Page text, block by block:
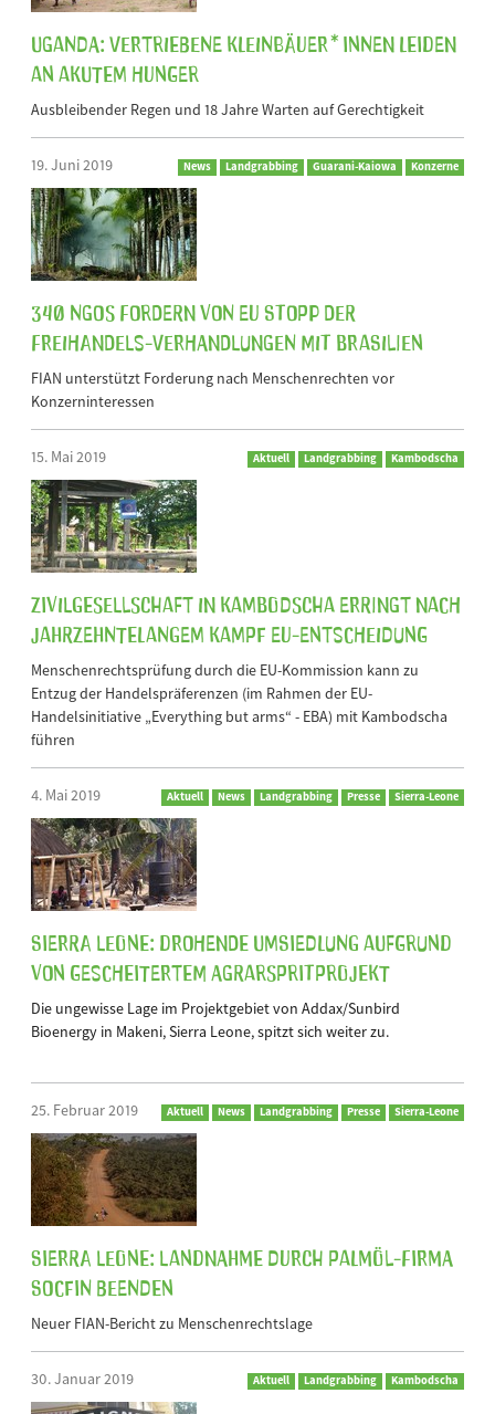
Uganda: Vertriebene Kleinbäuer*innen leiden
an akutem Hunger
Ausbleibender Regen und 18 Jahre Warten auf Gerechtigkeit
19. Juni 2019 News Landgrabbing Guarani-Kaiowa Konzerne
340 NGOs fordern von EU Stopp der
Freihandels-Verhandlungen mit Brasilien
FIAN unterstützt Forderung nach Menschenrechten vor
Konzerninteressen
15. Mai 2019 Aktuell Landgrabbing Kambodscha
Zivilgesellschaft in Kambodscha erringt nach
jahrzehntelangem Kampf EU-Entscheidung
Menschenrechtsprüfung durch die EU-Kommission kann zu
Entzug der Handelspräferenzen (im Rahmen der EU-
Handelsinitiative „Everything but arms“ - EBA) mit Kambodscha
führen
4. Mai 2019 Aktuell News Landgrabbing Presse Sierra-Leone
Sierra Leone: Drohende Umsiedlung aufgrund
von gescheitertem Agrarspritprojekt
Die ungewisse Lage im Projektgebiet von Addax/Sunbird
Bioenergy in Makeni, Sierra Leone, spitzt sich weiter zu.
25. Februar 2019 Aktuell News Landgrabbing Presse Sierra-Leone
Sierra Leone: Landnahme durch Palmöl-Firma
SOCFIN beenden
Neuer FIAN-Bericht zu Menschenrechtslage
30. Januar 2019 Aktuell Landgrabbing Kambodscha